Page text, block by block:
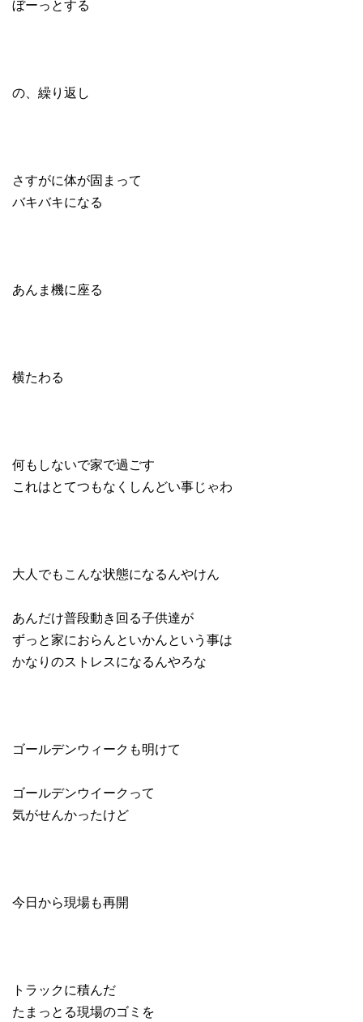
ぼーっとする
の、繰り返し
さすがに体が固まって
バキバキになる
あんま機に座る
横たわる
何もしないで家で過ごす
これはとてつもなくしんどい事じゃわ
大人でもこんな状態になるんやけん
あんだけ普段動き回る子供達が
ずっと家におらんといかんという事は
かなりのストレスになるんやろな
ゴールデンウィークも明けて
ゴールデンウイークって
気がせんかったけど
今日から現場も再開
トラックに積んだ
たまっとる現場のゴミを